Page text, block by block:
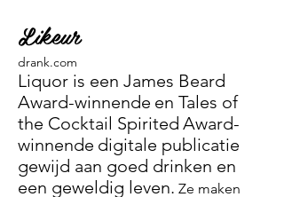
Likeur
drank.com
Liquor is een James Beard
Award-winnende en Tales of
the Cocktail Spirited Award-
winnende digitale publicatie
gewijd aan goed drinken en
een geweldig leven. Ze maken